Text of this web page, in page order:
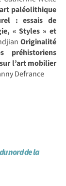
paléolithique
: essais de
« Styles » et
Originalité
préhistoriens
l’art mobilier
Defrance
nord de la